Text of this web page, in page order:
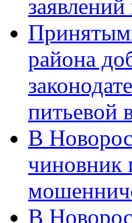
района
питьевой
В
чиновник
В